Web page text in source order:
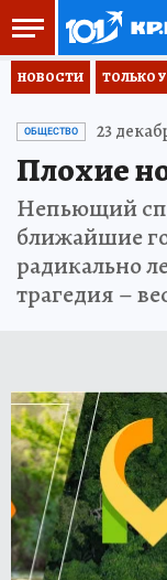
НОВОСТИ ТОЛЬКО
ОБЩЕСТВО 23
Плохие
Непьющий
ближайшие
радикально
трагедия –